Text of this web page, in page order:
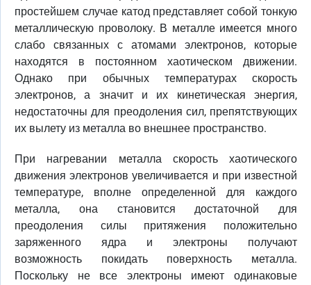
простейшем случае катод представляет собой тонкую
металлическую проволоку. В металле имеется много
слабо связанных с атомами электронов, которые
находятся в постоянном хаотическом движении.
Однако при обычных температурах скорость
электронов, а значит и их кинетическая энергия,
недостаточны для преодоления сил, препятствующих
их вылету из металла во внешнее пространство.
При нагревании металла скорость хаотического
движения электронов увеличивается и при известной
температуре, вполне определенной для каждого
металла, она становится достаточной для
преодоления силы притяжения положительно
заряженного ядра и электроны получают
возможность покидать поверхность металла.
Поскольку не все электроны имеют одинаковые